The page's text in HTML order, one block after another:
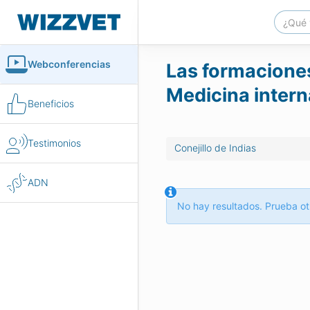
Webconferencias
Beneficios
Testimonios
ADN
Las
Medicina
Conejillo de Indias
No hay resultados. Prueba